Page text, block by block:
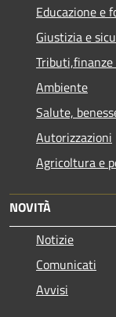
Educazione e
Giustizia e
Ambiente
Salute,
Autorizzazioni
Agricoltura e
NOVITÀ
Notizie
Comunicati
Avvisi